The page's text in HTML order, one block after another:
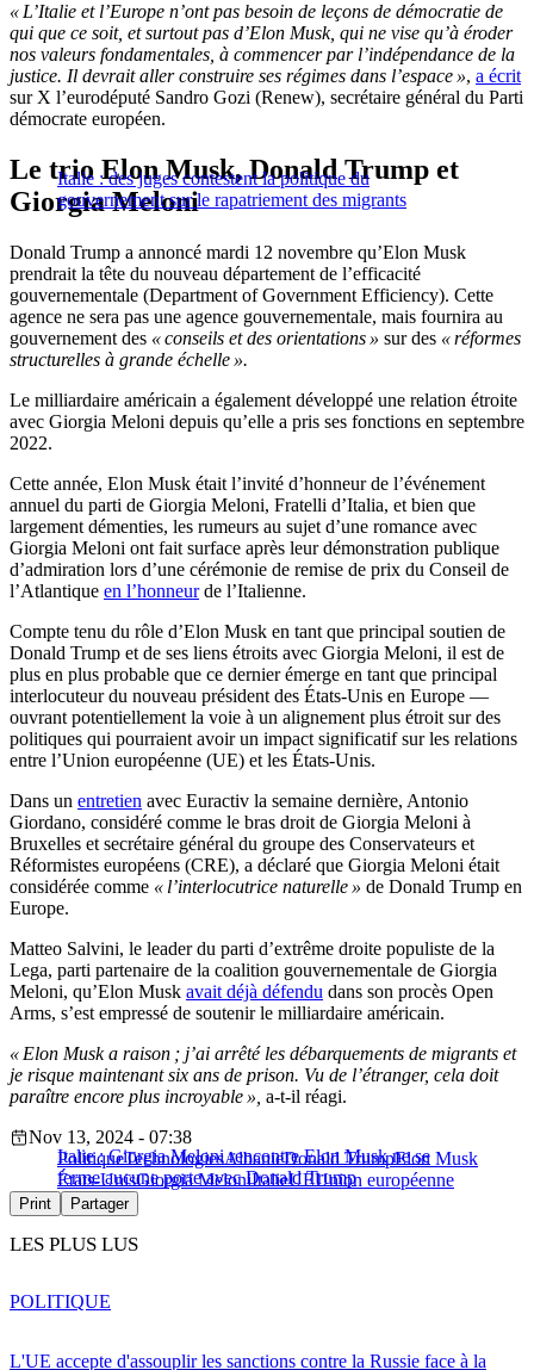
« L’Italie et l’Europe n’ont pas besoin de leçons de démocratie de
qui que ce soit, et surtout pas d’Elon Musk, qui ne vise qu’à éroder
nos valeurs fondamentales, à commencer par l’indépendance de la
justice. Il devrait aller construire ses régimes dans l’espace », a écrit
sur X l’eurodéputé Sandro Gozi (Renew), secrétaire général du Parti
démocrate européen.
Italie : des juges contestent la politique du
gouvernement sur le rapatriement des migrants
Le trio Elon Musk, Donald Trump et
Giorgia Meloni
Donald Trump a annoncé mardi 12 novembre qu’Elon Musk
prendrait la tête du nouveau département de l’efficacité
gouvernementale (Department of Government Efficiency). Cette
agence ne sera pas une agence gouvernementale, mais fournira au
gouvernement des « conseils et des orientations » sur des « réformes
structurelles à grande échelle ».
Le milliardaire américain a également développé une relation étroite
avec Giorgia Meloni depuis qu’elle a pris ses fonctions en septembre
2022.
Cette année, Elon Musk était l’invité d’honneur de l’événement
annuel du parti de Giorgia Meloni, Fratelli d’Italia, et bien que
largement démenties, les rumeurs au sujet d’une romance avec
Giorgia Meloni ont fait surface après leur démonstration publique
d’admiration lors d’une cérémonie de remise de prix du Conseil de
l’Atlantique en l’honneurde l’Italienne.
Compte tenu du rôle d’Elon Musk en tant que principal soutien de
Donald Trump et de ses liens étroits avec Giorgia Meloni, il est de
plus en plus probable que ce dernier émerge en tant que principal
interlocuteur du nouveau président des États-Unis en Europe —
ouvrant potentiellement la voie à un alignement plus étroit sur des
politiques qui pourraient avoir un impact significatif sur les relations
entre l’Union européenne (UE) et les États-Unis.
Dans un entretien avec Euractiv la semaine dernière, Antonio
Giordano, considéré comme le bras droit de Giorgia Meloni à
Bruxelles et secrétaire général du groupe des Conservateurs et
Réformistes européens (CRE), a déclaré que Giorgia Meloni était
considérée comme « l’interlocutrice naturelle » de Donald Trump en
Europe.
Matteo Salvini, le leader du parti d’extrême droite populiste de la
Lega, parti partenaire de la coalition gouvernementale de Giorgia
Meloni, qu’Elon Musk avait déjà défendu dans son procès Open
Arms, s’est empressé de soutenir le milliardaire américain.
« Elon Musk a raison ; j’ai arrêté les débarquements de migrants et
je risque maintenant six ans de prison. Vu de l’étranger, cela doit
paraître encore plus incroyable », a-t-il réagi.
Italie : Giorgia Meloni rencontre Elon Musk ne se
ferme aucune porte avec Donald Trump
Nov 13, 2024 - 07:38
PolitiqueTechnologiesAlbanieDonald TrumpElon Musk
États-UnisGiorgia MeloniItalieUEUnion européenne
Print Partager
LES PLUS LUS
L'UE accepte d'assouplir les sanctions contre la Russie face à la
POLITIQUE